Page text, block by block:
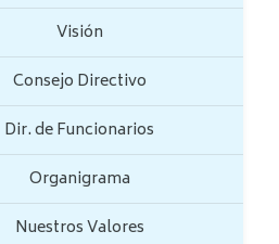
Visión
Consejo Directivo
Dir. de Funcionarios
Organigrama
Nuestros Valores